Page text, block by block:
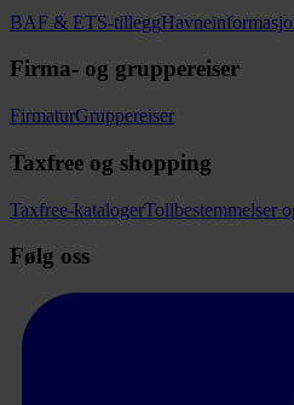
BAF & ETS-tillegg
Firma- og gruppereiser
FirmaturGruppereiser
Taxfree og shopping
Taxfree-katalogerTollbestemmelser
Følg oss